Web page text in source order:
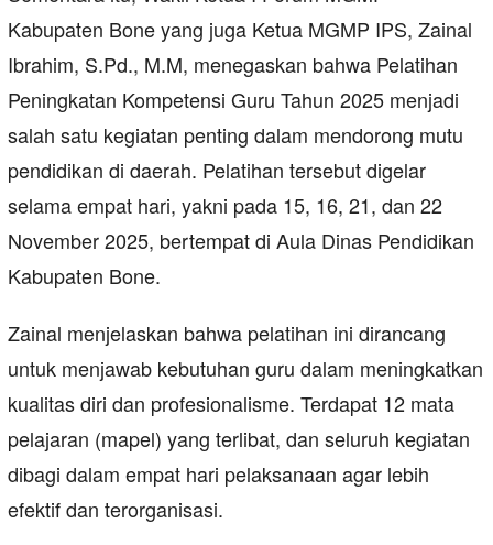
Kabupaten Bone yang juga Ketua MGMP IPS, Zainal
Ibrahim, S.Pd., M.M, menegaskan bahwa Pelatihan
Peningkatan Kompetensi Guru Tahun 2025 menjadi
salah satu kegiatan penting dalam mendorong mutu
pendidikan di daerah. Pelatihan tersebut digelar
selama empat hari, yakni pada 15, 16, 21, dan 22
November 2025, bertempat di Aula Dinas Pendidikan
Kabupaten Bone.
Zainal menjelaskan bahwa pelatihan ini dirancang
untuk menjawab kebutuhan guru dalam meningkatkan
kualitas diri dan profesionalisme. Terdapat 12 mata
pelajaran (mapel) yang terlibat, dan seluruh kegiatan
dibagi dalam empat hari pelaksanaan agar lebih
efektif dan terorganisasi.